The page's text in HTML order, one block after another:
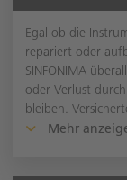
Egal ob die
repariert oder
SINFONIMA
oder Verlust
bleiben.
Mehr